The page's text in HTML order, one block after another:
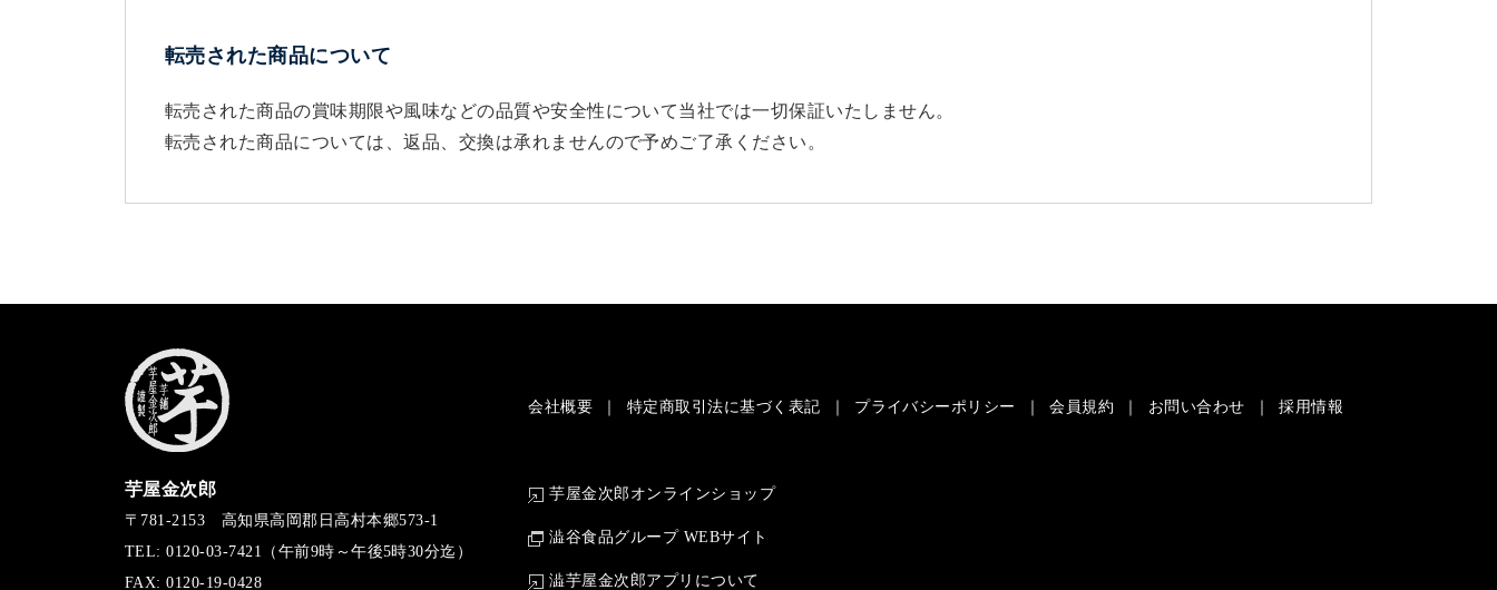
転売された商品について
転売された商品の賞味期限や風味などの品質や安全性について当社では一切保証いたしません。
転売された商品については、返品、交換は承れませんので予めご了承ください。
芋屋金次郎
〒781-2153 高知県高岡郡日高村本郷573-1
TEL: 0120-03-7421（午前9時～午後5時30分迄）
FAX: 0120-19-0428
会社概要 特定商取引法に基づく表記 プライバシーポリシー 会員規約 お問い合わせ 採用情報
芋屋金次郎オンラインショップ
澁谷食品グループ WEBサイト
澁芋屋金次郎アプリについて